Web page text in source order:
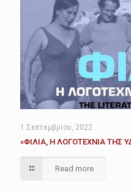
1 Σεπτεμβρίου, 2022
«ΦΙΛΙΑ, Η ΛΟΓΟΤΕΧΝΙΑ ΤΗΣ
Read more